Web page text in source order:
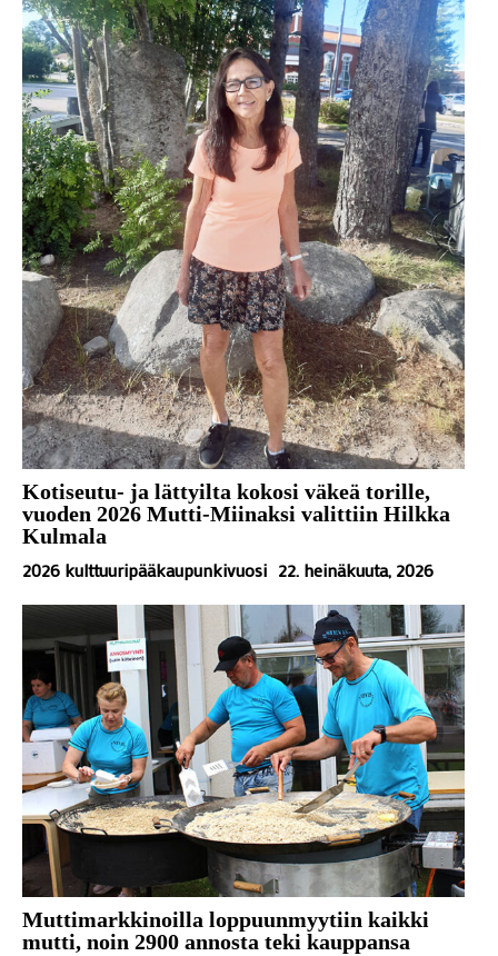
Kotiseutu- ja lättyilta kokosi väkeä torille,
vuoden 2026 Mutti-Miinaksi valittiin Hilkka
Kulmala
2026 kulttuuripääkaupunkivuosi 22. heinäkuuta, 2026
Muttimarkkinoilla loppuunmyytiin kaikki
mutti, noin 2900 annosta teki kauppansa